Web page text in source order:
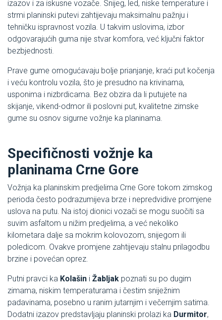
izazov i za iskusne vozače. Snijeg, led, niske temperature i
strmi planinski putevi zahtijevaju maksimalnu pažnju i
tehničku ispravnost vozila. U takvim uslovima, izbor
odgovarajućih guma nije stvar komfora, već ključni faktor
bezbjednosti.
Prave gume omogućavaju bolje prianjanje, kraći put kočenja
i veću kontrolu vozila, što je presudno na krivinama,
usponima i nizbrdicama. Bez obzira da li putujete na
skijanje, vikend-odmor ili poslovni put, kvalitetne zimske
gume su osnov sigurne vožnje ka planinama.
Specifičnosti vožnje ka
planinama Crne Gore
Vožnja ka planinskim predjelima Crne Gore tokom zimskog
perioda često podrazumijeva brze i nepredvidive promjene
uslova na putu. Na istoj dionici vozači se mogu suočiti sa
suvim asfaltom u nižim predjelima, a već nekoliko
kilometara dalje sa mokrim kolovozom, snijegom ili
poledicom. Ovakve promjene zahtijevaju stalnu prilagodbu
brzine i povećan oprez.
Putni pravci ka Kolašin i Žabljak poznati su po dugim
zimama, niskim temperaturama i čestim sniježnim
padavinama, posebno u ranim jutarnjim i večernjim satima.
Dodatni izazov predstavljaju planinski prolazi ka Durmitor,